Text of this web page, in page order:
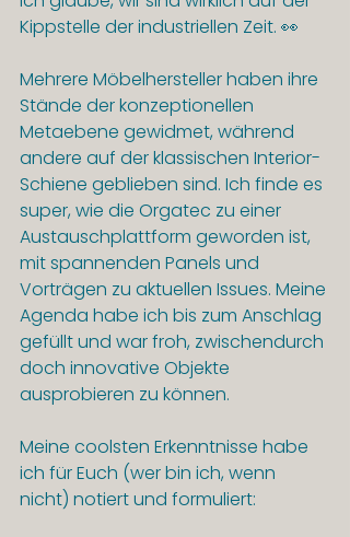
Kippstelle der industriellen Zeit. 👀
Mehrere Möbelhersteller haben ihre
Stände der konzeptionellen
Metaebene gewidmet, während
andere auf der klassischen Interior-
Schiene geblieben sind. Ich finde es
super, wie die Orgatec zu einer
Austauschplattform geworden ist,
mit spannenden Panels und
Vorträgen zu aktuellen Issues. Meine
Agenda habe ich bis zum Anschlag
gefüllt und war froh, zwischendurch
doch innovative Objekte
ausprobieren zu können.
Meine coolsten Erkenntnisse habe
ich für Euch (wer bin ich, wenn
nicht) notiert und formuliert: